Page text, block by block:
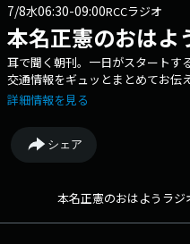
7/8水06:30-09:00RCCラジオ
本名正憲のおはよ
耳で聞く朝刊。一日がスタートす
交通情報をギュッとまとめてお伝
radio@rcc.net X：@rcc_ohayo
い読み 6:54 ジャパネットたか
エクスプレス 7:05 おはようオ
数字クイズ出題 7:30 武田鉄矢
ライト 8:20 朝刊拾い読み 8:30
詳細情報を見る
シェア
本名正憲のおはようラジ